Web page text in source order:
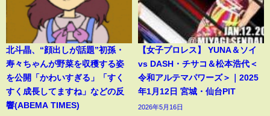
北斗晶、“顔出しが話題”初孫・
寿々ちゃんが野菜を収穫する姿
を公開「かわいすぎる」「すく
すく成長してますね」などの反
響(ABEMA TIMES)
【女子プロレス】 YUNA＆ソイ
vs DASH・チサコ＆松本浩代＜
令和アルテマパワーズ＞｜2025
年1月12日 宮城・仙台PIT
2026年5月16日